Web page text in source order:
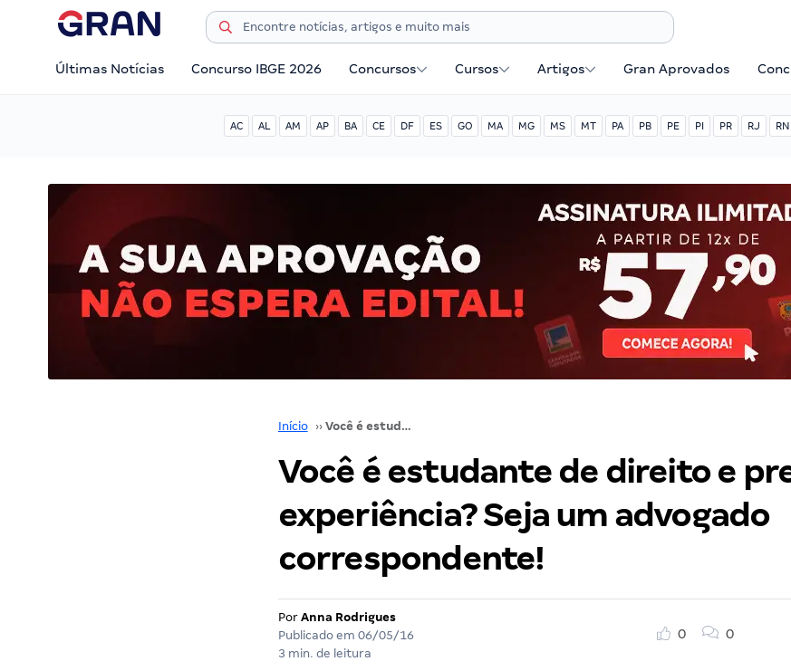
Últimas Notícias Concurso IBGE 2026 Concursos Cursos Artigos Gran Aprovados
AC AL AM AP BA CE DF ES GO MA MG MS MT PA PB PE PI PR RJ RN
Início ›› Você é estudante de direito e precisa de experiência? Seja um advogado correspondente!
Você é estudante de direito e
experiência? Seja um advogado
correspondente!
Por Anna Rodrigues
Publicado em 06/05/16
3 min. de leitura
0 0